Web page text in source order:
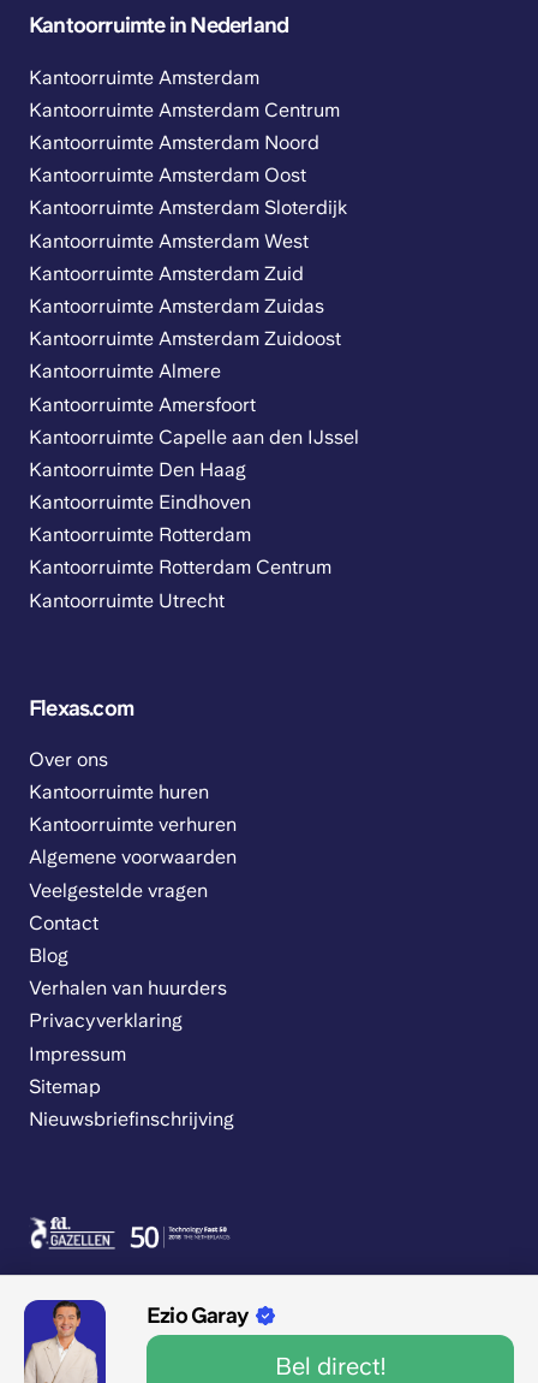
Ezio Garay
Bel direct!
Kantoorruimte in Nederland
Kantoorruimte Amsterdam
Kantoorruimte Amsterdam Centrum
Kantoorruimte Amsterdam Noord
Kantoorruimte Amsterdam Oost
Kantoorruimte Amsterdam Sloterdijk
Kantoorruimte Amsterdam West
Kantoorruimte Amsterdam Zuid
Kantoorruimte Amsterdam Zuidas
Kantoorruimte Amsterdam Zuidoost
Kantoorruimte Almere
Kantoorruimte Amersfoort
Kantoorruimte Capelle aan den IJssel
Kantoorruimte Den Haag
Kantoorruimte Eindhoven
Kantoorruimte Rotterdam
Kantoorruimte Rotterdam Centrum
Kantoorruimte Utrecht
Flexas.com
Over ons
Kantoorruimte huren
Kantoorruimte verhuren
Algemene voorwaarden
Veelgestelde vragen
Contact
Blog
Verhalen van huurders
Privacyverklaring
Impressum
Sitemap
Nieuwsbriefinschrijving